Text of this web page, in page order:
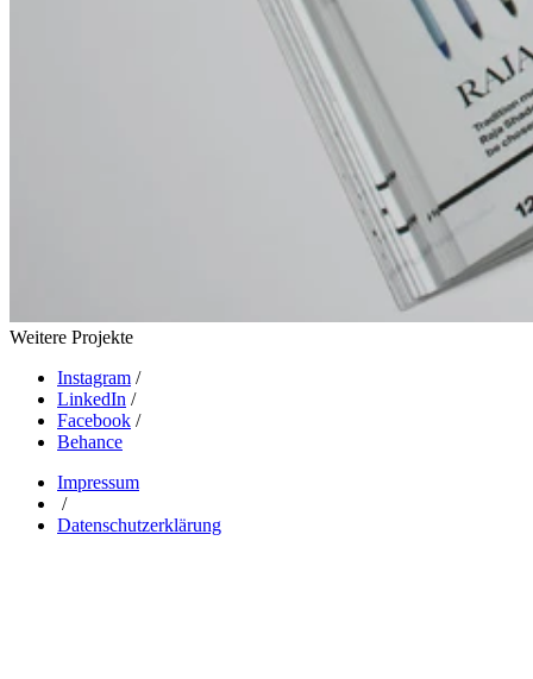
Weitere Projekte
Instagram /
LinkedIn /
Facebook /
Behance
Impressum
/
Datenschutzerklärung